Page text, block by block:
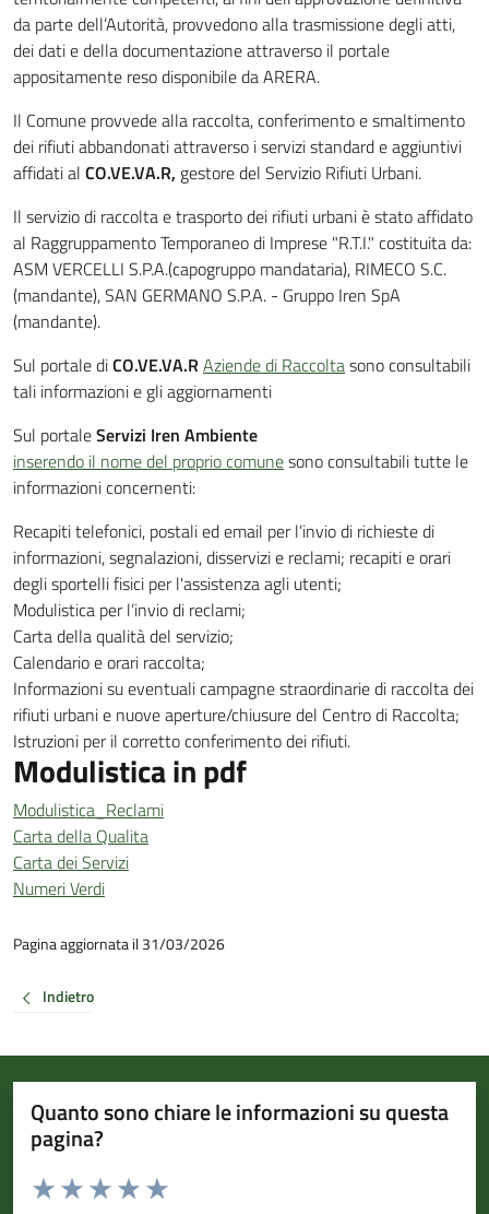
da parte dell’Autorità, provvedono alla trasmissione degli atti,
dei dati e della documentazione attraverso il portale
appositamente reso disponibile da ARERA.
Il Comune provvede alla raccolta, conferimento e smaltimento
dei rifiuti abbandonati attraverso i servizi standard e aggiuntivi
affidati al CO.VE.VA.R, gestore del Servizio Rifiuti Urbani.
Il servizio di raccolta e trasporto dei rifiuti urbani è stato affidato
al Raggruppamento Temporaneo di Imprese "R.T.I." costituita da:
ASM VERCELLI S.P.A.(capogruppo mandataria), RIMECO S.C.
(mandante), SAN GERMANO S.P.A. - Gruppo Iren SpA
(mandante).
Sul portale diCO.VE.VA.RAziende di Raccoltasono consultabili
tali informazioni e gli aggiornamenti
Sul portaleServizi Iren Ambiente
inserendo il nome del proprio comunesono consultabili tutte le
informazioni concernenti:
Recapiti telefonici, postali ed email per l’invio di richieste di
informazioni, segnalazioni, disservizi e reclami; recapiti e orari
degli sportelli fisici per l'assistenza agli utenti;
Modulistica per l’invio di reclami;
Carta della qualità del servizio;
Calendario e orari raccolta;
Informazioni su eventuali campagne straordinarie di raccolta dei
rifiuti urbani e nuove aperture/chiusure del Centro di Raccolta;
Istruzioni per il corretto conferimento dei rifiuti.
Modulistica in pdf
Modulistica_Reclami
Carta della Qualita
Carta dei Servizi
Numeri Verdi
Pagina aggiornata il 31/03/2026
Indietro
Quanto sono chiare le informazioni su questa
pagina?
Valuta da 1 a 5 stelle la pagina